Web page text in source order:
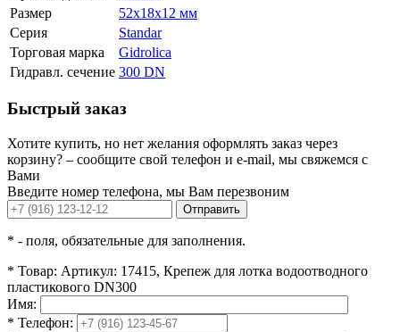
Размер
52x18x12 мм
Серия
Standar
Торговая марка
Gidrolica
Гидравл. сечение 300 DN
Быстрый заказ
Хотите купить, но нет желания оформлять заказ через
корзину? – сообщите свой телефон и e-mail, мы свяжемся с
Вами
Введите номер телефона, мы Вам перезвоним
Отправить
* - поля, обязательные для заполнения.
* Товар: Артикул: 17415, Крепеж для лотка водоотводного
пластикового DN300
Имя:
* Телефон: